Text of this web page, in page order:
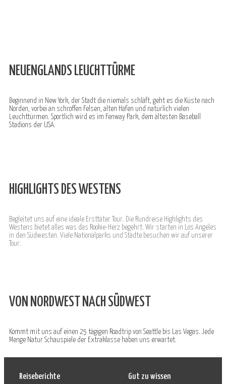
NEUENGLANDS LEUCHTTÜRME
Beginnend in New York, der Stadt die niemals schläft, geht es die Küste nach
Norden, vorbei an schroffen Felsen, alten Häfen und natürlich vielen
Leuchttürmen. Sportlich wird es im Fenway Park, dem ältesten Baseball
Stadions der USA.
HIGHLIGHTS DES WESTENS
Begleitet uns auf eine ideale Ersttäter Tour. Die Rundreise Highlights des
Westens bietet alles was das Rookie-Herz begehrt. Wir starten in Los Angeles
in den Südwesten. Viele Nationalparks und Städte besuchen wir auf unserer
Tour.
VON NORDWEST NACH SÜDWEST
Kommt mit uns auf einen 25 tägigen Roadtrip von Seattle bis Las Vegas. Jede
Menge Natur Schauspiele der Extraklasse haben uns erwartet.
Reiseberichte Gut zu wissen